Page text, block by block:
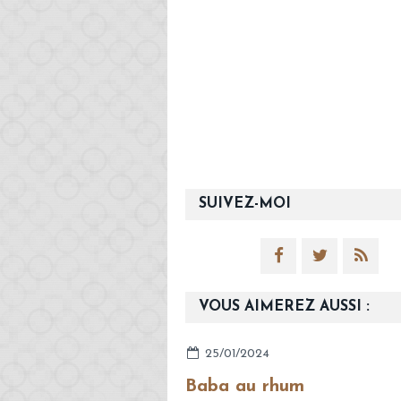
SUIVEZ-MOI
VOUS AIMEREZ AUSSI :
25/01/2024
Baba au rhum